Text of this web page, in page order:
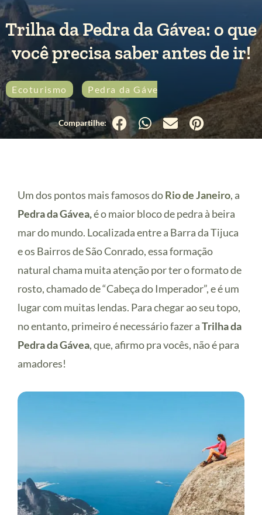
Trilha da Pedra da Gávea: o que
você precisa saber antes de ir!
Ecoturismo Pedra da Gávea Rio de Janeiro
Um dos pontos mais famosos doRio de Janeiro, a
Pedra da Gávea,é o maior bloco de pedra à beira
mar do mundo. Localizada entre a Barra da Tijuca
e os Bairros de São Conrado, essa formação
natural chama muita atenção por ter o formato de
rosto, chamado de “Cabeça do Imperador”, e é um
lugar com muitas lendas. Para chegar ao seu topo,
no entanto, primeiro é necessário fazer aTrilha da
Pedra da Gávea, que, afirmo pra vocês, não é para
amadores!